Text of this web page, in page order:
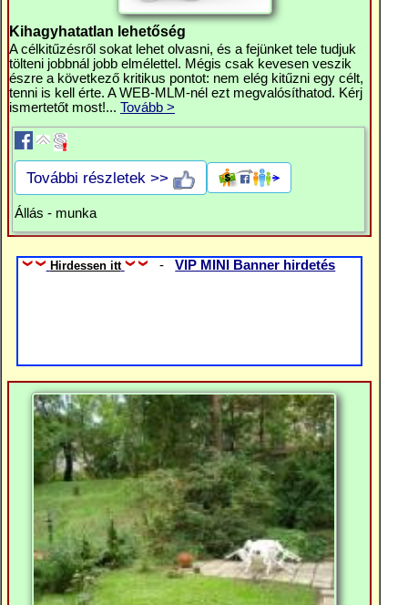
Kihagyhatatlan lehetőség
A célkitűzésről sokat lehet olvasni, és a fejünket tele tudjuk
tölteni jobbnál jobb elmélettel. Mégis csak kevesen veszik
észre a következő kritikus pontot: nem elég kitűzni egy célt,
tenni is kell érte. A WEB-MLM-nél ezt megvalósíthatod. Kérj
ismertetőt most!... Tovább >
További részletek >>
Állás - munka
Hirdessen itt -VIP MINI Banner hirdetés